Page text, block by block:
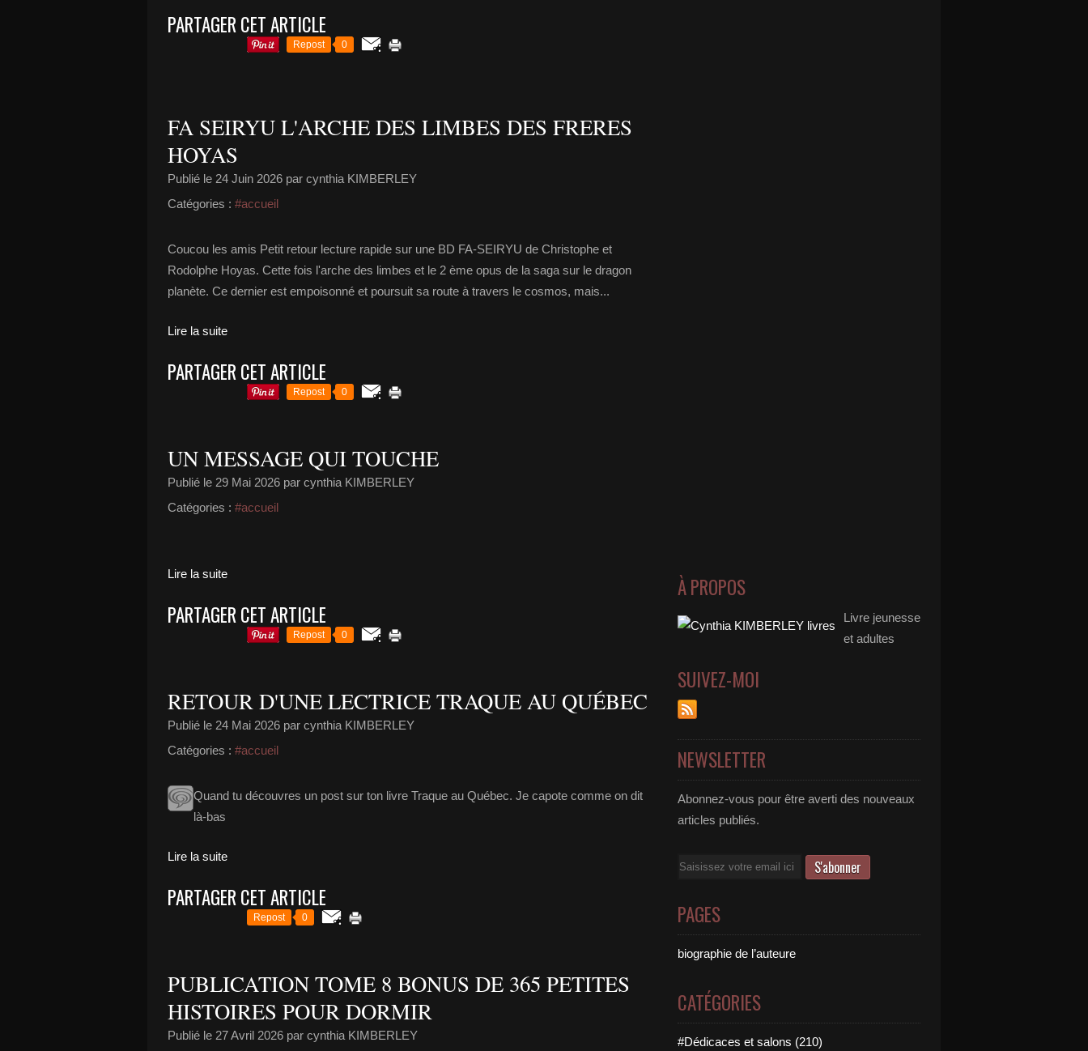
PARTAGER CET ARTICLE
Repost 0
FA SEIRYU L'ARCHE DES LIMBES DES FRERES
HOYAS
Publié le 24 Juin 2026 par cynthia KIMBERLEY
Catégories : #accueil
Coucou les amis Petit retour lecture rapide sur une BD FA-SEIRYU de Christophe et
Rodolphe Hoyas. Cette fois l'arche des limbes et le 2 ème opus de la saga sur le dragon
planète. Ce dernier est empoisonné et poursuit sa route à travers le cosmos, mais...
Lire la suite
PARTAGER CET ARTICLE
Repost 0
UN MESSAGE QUI TOUCHE
Publié le 29 Mai 2026 par cynthia KIMBERLEY
Catégories : #accueil
Lire la suite
PARTAGER CET ARTICLE
Repost 0
RETOUR D'UNE LECTRICE TRAQUE AU QUÉBEC
Publié le 24 Mai 2026 par cynthia KIMBERLEY
Catégories : #accueil
Quand tu découvres un post sur ton livre Traque au Québec. Je capote comme on dit
là-bas
Lire la suite
PARTAGER CET ARTICLE
Repost 0
PUBLICATION TOME 8 BONUS DE 365 PETITES
HISTOIRES POUR DORMIR
Publié le 27 Avril 2026 par cynthia KIMBERLEY
À PROPOS
Livre jeunesse
et adultes
SUIVEZ-MOI
NEWSLETTER
Abonnez-vous pour être averti des nouveaux
articles publiés.
Email
PAGES
biographie de l’auteure
CATÉGORIES
#Dédicaces et salons (210)